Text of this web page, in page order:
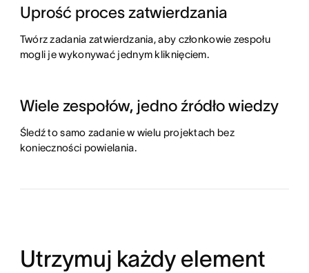
Uprość proces zatwierdzania
Twórz zadania zatwierdzania, aby członkowie zespołu
mogli je wykonywać jednym kliknięciem.
Wiele zespołów, jedno źródło wiedzy
Śledź to samo zadanie w wielu projektach bez
konieczności powielania.
Utrzymuj każdy element